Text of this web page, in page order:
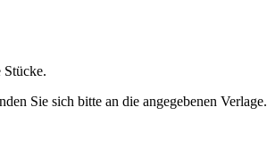
Sie sich bitte an die angegebenen Verlage.